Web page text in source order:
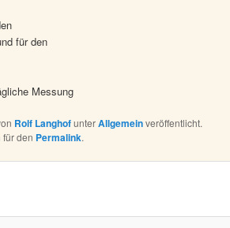
für den
Messung
Rolf LanghofunterAllgemeinveröffentlicht.
den Permalink.